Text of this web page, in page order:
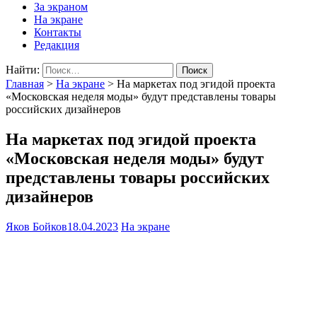
За экраном
На экране
Контакты
Редакция
Найти:
Главная > На экране > На маркетах под эгидой проекта
«Московская неделя моды» будут представлены товары
российских дизайнеров
На маркетах под эгидой проекта
«Московская неделя моды» будут
представлены товары российских
дизайнеров
Яков Бойков18.04.2023 На экране